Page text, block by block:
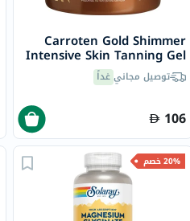
Carroten Gold Shimmer
Intensive Skin Tanning Gel
150mlتوصيل مجانيغداً
106
20% خصم